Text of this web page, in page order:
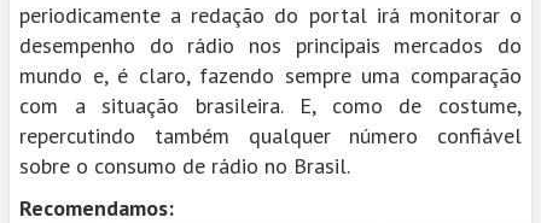
periodicamente a redação do portal irá monitorar o
desempenho do rádio nos principais mercados do
mundo e, é claro, fazendo sempre uma comparação
com a situação brasileira. E, como de costume,
repercutindo também qualquer número confiável
sobre o consumo de rádio no Brasil.
Recomendamos: